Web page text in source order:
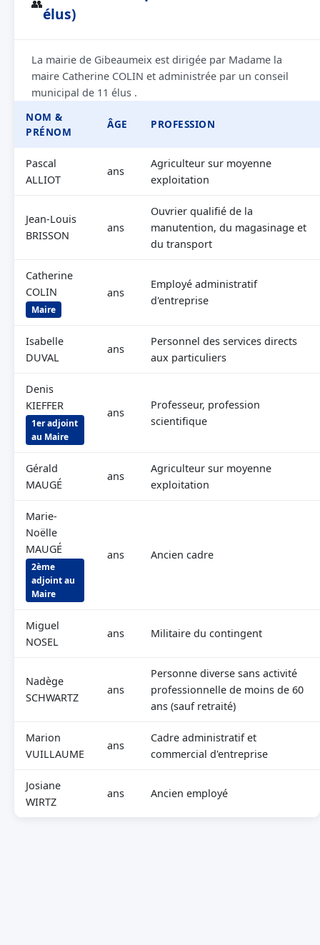
👥
élus)
La mairie de Gibeaumeix est dirigée par Madame la
maire Catherine COLIN et administrée par un conseil
municipal de 11 élus .
NOM &
PRÉNOM
ÂGE PROFESSION
Pascal
ALLIOT
ans
Agriculteur sur moyenne
exploitation
Jean-Louis
BRISSON
ans
Ouvrier qualifié de la
manutention, du magasinage et
du transport
Catherine
COLIN
Maire
ans
Employé administratif
d'entreprise
Isabelle
DUVAL
ans
Personnel des services directs
aux particuliers
Denis
KIEFFER
1er adjoint
au Maire
ans
Professeur, profession
scientifique
Gérald
MAUGÉ
ans
Agriculteur sur moyenne
exploitation
Marie-
Noëlle
MAUGÉ
2ème
adjoint au
Maire
ans Ancien cadre
Miguel
NOSEL
ans Militaire du contingent
Nadège
SCHWARTZ
ans
Personne diverse sans activité
professionnelle de moins de 60
ans (sauf retraité)
Marion
VUILLAUME
ans
Cadre administratif et
commercial d'entreprise
Josiane
WIRTZ
ans Ancien employé